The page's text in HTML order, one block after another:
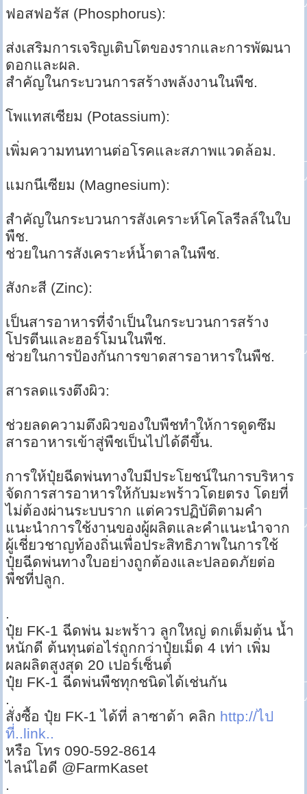
ฟอสฟอรัส (Phosphorus):
ส่งเสริมการเจริญเติบโตของรากและการพัฒนา
ดอกและผล.
สำคัญในกระบวนการสร้างพลังงานในพืช.
โพแทสเซียม (Potassium):
เพิ่มความทนทานต่อโรคและสภาพแวดล้อม.
แมกนีเซียม (Magnesium):
สำคัญในกระบวนการสังเคราะห์โคโลรีลล์ในใบ
พืช.
ช่วยในการสังเคราะห์น้ำตาลในพืช.
สังกะสี (Zinc):
เป็นสารอาหารที่จำเป็นในกระบวนการสร้าง
โปรตีนและฮอร์โมนในพืช.
ช่วยในการป้องกันการขาดสารอาหารในพืช.
สารลดแรงตึงผิว:
ช่วยลดความตึงผิวของใบพืชทำให้การดูดซึม
สารอาหารเข้าสู่พืชเป็นไปได้ดีขึ้น.
การให้ปุ๋ยฉีดพ่นทางใบมีประโยชน์ในการบริหาร
จัดการสารอาหารให้กับมะพร้าวโดยตรง โดยที่
ไม่ต้องผ่านระบบราก แต่ควรปฏิบัติตามคำ
แนะนำการใช้งานของผู้ผลิตและคำแนะนำจาก
ผู้เชี่ยวชาญท้องถิ่นเพื่อประสิทธิภาพในการใช้
ปุ๋ยฉีดพ่นทางใบอย่างถูกต้องและปลอดภัยต่อ
พืชที่ปลูก.
.
ปุ๋ย FK-1 ฉีดพ่น มะพร้าว ลูกใหญ่ ดกเต็มต้น น้ำ
หนักดี ต้นทุนต่อไร่ถูกกว่าปุ๋ยเม็ด 4 เท่า เพิ่ม
ผลผลิตสูงสุด 20 เปอร์เซ็นต์
ปุ๋ย FK-1 ฉีดพ่นพืชทุกชนิดได้เช่นกัน
.
สั่งซื้อ ปุ๋ย FK-1 ได้ที่ ลาซาด้า คลิก http://ไป
ที่..link..
หรือ โทร 090-592-8614
ไลน์ไอดี @FarmKaset
.